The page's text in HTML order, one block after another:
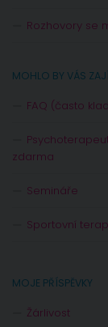
Rozhovory se
MOHLO BY VÁS
FAQ (často
zdarma
Semináře
Sportovní
MOJE PŘÍSPĚVKY
Žárlivost